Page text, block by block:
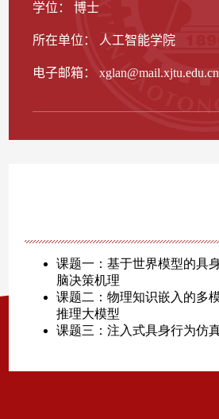
学位： 博士
所在单位： 人工智能学院
电子邮箱：xglan@mail.xjtu.edu.cn